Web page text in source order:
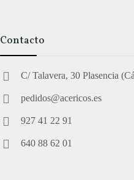
Contacto
C/ Talavera, 30 Plasencia
pedidos@acericos.es
927 41 22 91
640 88 62 01